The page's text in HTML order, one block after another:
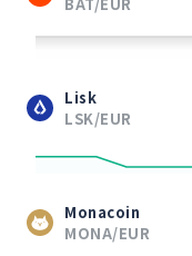
Lisk
LSK/EUR
Monacoin
MONA/EUR